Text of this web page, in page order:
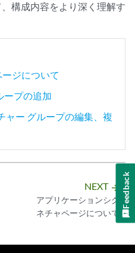
構成内容をより深く理解す
ジについて
ープの追加
ャー グループの編集、複
NEXT arrow_forward
アプリケーションシグ
ネチャページについて
Feedback